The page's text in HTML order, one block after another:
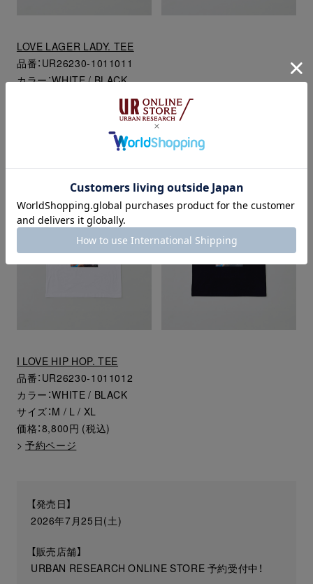
LOVE LAGER LADY. TEE
品番：UR26230-1011011
カラー：WHITE / BLACK
I LOVE HIP HOP. TEE
品番：UR26230-1011012
カラー：WHITE / BLACK
サイズ：M / L / XL
価格：8,800円 (税込)
>予約ページ
【発売日】
2026年7月25日(土)
【販売店舗】
URBAN RESEARCH ONLINE STORE 予約受付中！